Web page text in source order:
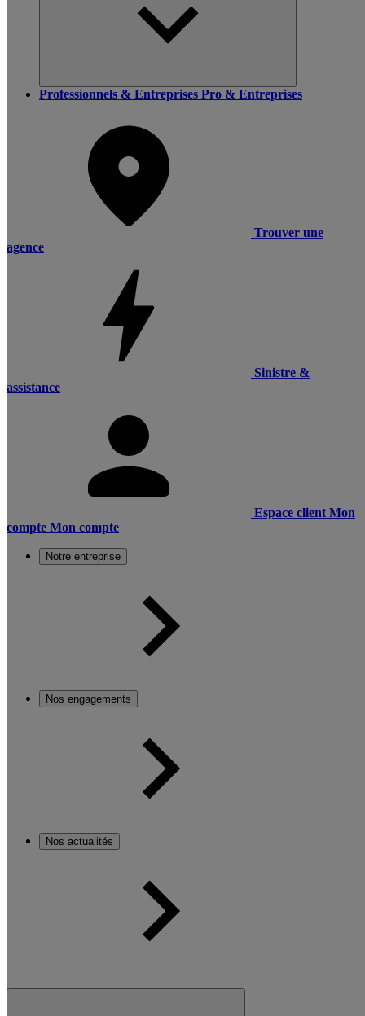
Professionnels & Entreprises Pro & Entreprises
Trouver une
agence
Sinistre &
assistance
Espace client Mon
compte Mon compte
Notre entreprise
Nos engagements
Nos actualités